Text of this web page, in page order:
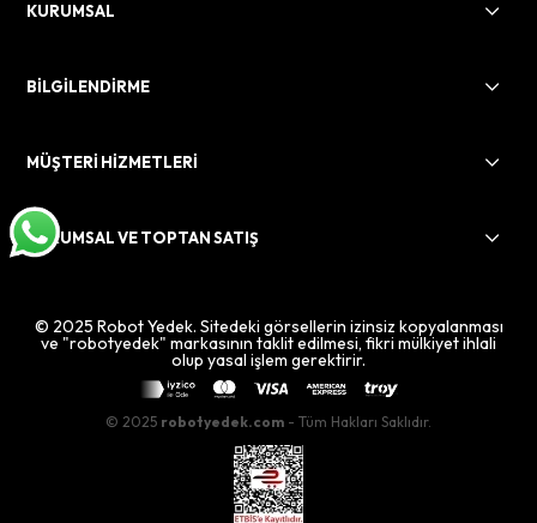
KURUMSAL
BİLGİLENDİRME
MÜŞTERİ HİZMETLERİ
KURUMSAL VE TOPTAN SATIŞ
© 2025 Robot Yedek. Sitedeki görsellerin izinsiz kopyalanması
ve "robotyedek" markasının taklit edilmesi, fikri mülkiyet ihlali
olup yasal işlem gerektirir.
© 2025 robotyedek.com - Tüm Hakları Saklıdır.